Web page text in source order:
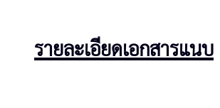
รายละเอียดเอกสารแนบ